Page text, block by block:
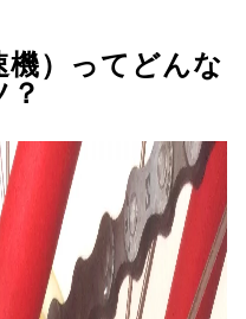
機）ってどんな
？